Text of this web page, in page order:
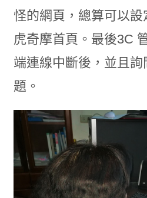
怪的網頁，總算可以
虎奇摩首頁。最後3C
端連線中斷後，並且
題。